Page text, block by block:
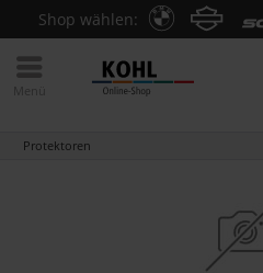
Shop wählen:
Menü
Protektoren